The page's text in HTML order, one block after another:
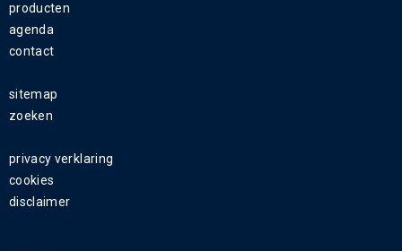
producten
agenda
contact
sitemap
zoeken
privacy verklaring
cookies
disclaimer